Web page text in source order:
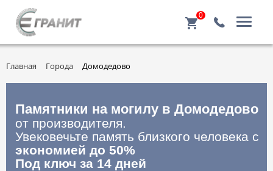
0
Главная Города Домодедово
Памятники на могилу в Домодедово
от производителя.
Увековечьте память близкого человека с
экономией до 50%
Под ключ за 14 дней